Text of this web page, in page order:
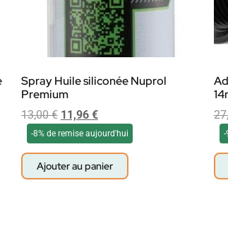
Spray Huile siliconée Nuprol
Premium
13,00€ 11,96 €
-8% de remise aujourd'hui
Ajouter au panier
-